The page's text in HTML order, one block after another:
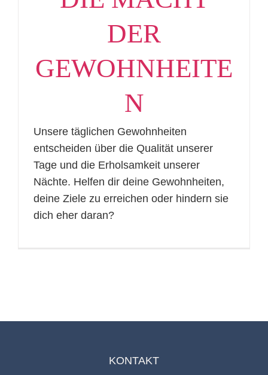
DER
GEWOHNHEITE
N
Unsere täglichen Gewohnheiten
entscheiden über die Qualität unserer
Tage und die Erholsamkeit unserer
Nächte. Helfen dir deine Gewohnheiten,
deine Ziele zu erreichen oder hindern sie
dich eher daran?
KONTAKT